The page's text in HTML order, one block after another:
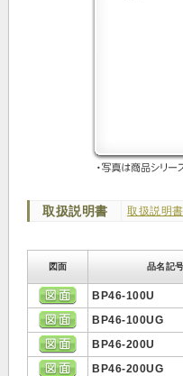
取扱説明書 取扱説明
図面 品名記号
BP46-100U
BP46-100UG
BP46-200U
BP46-200UG